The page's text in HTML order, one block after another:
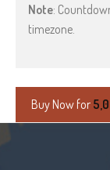
Note:
timezone.
Buy Now for